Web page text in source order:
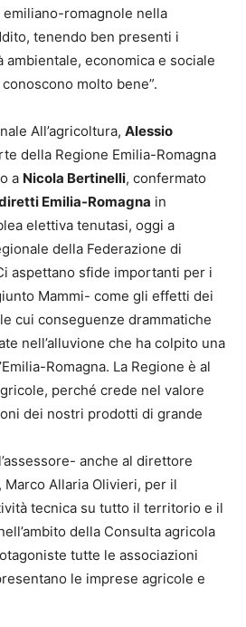
romagnole nella
tenendo ben presenti i
economica e sociale
molto bene”.
All’agricoltura, Alessio
della Regione Emilia-Romagna
a Nicola Bertinelli, confermato
Emilia-Romagna in
elettiva tenutasi, oggi a
della Federazione di
aspettano sfide importanti per i
Mammi- come gli effetti dei
cui conseguenze drammatiche
nell’alluvione che ha colpito una
Romagna. La Regione è al
perché crede nel valore
dei nostri prodotti di grande
anche al direttore
Allaria Olivieri, per il
tecnica su tutto il territorio e il
della Consulta agricola
tutte le associazioni
le imprese agricole e